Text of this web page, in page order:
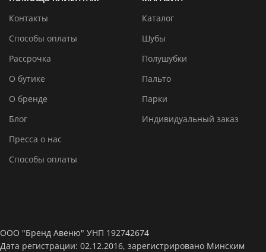
Контакты
Способы оплаты
Рассрочка
О бутике
О бренде
Блог
Пресса о нас
Способы оплаты
Каталог
Шубы
Полушубки
Пальто
Парки
Индивидуальный заказ
ООО "Бренд Авеню" УНП 192742674
Дата регистрации: 02.12.2016, зарегистрировано Минским